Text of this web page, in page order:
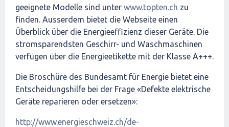
geeignete Modelle sind unter www.topten.ch zu
finden. Ausserdem bietet die Webseite einen
Überblick über die Energieeffizienz dieser Geräte. Die
stromsparendsten Geschirr- und Waschmaschinen
verfügen über die Energieetikette mit der Klasse A+++.
Die Broschüre des Bundesamt für Energie bietet eine
Entscheidungshilfe bei der Frage «Defekte elektrische
Geräte reparieren oder ersetzen»:
http://www.energieschweiz.ch/de-